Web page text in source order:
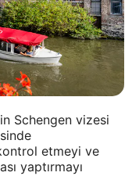
Schengen vizesi
etmeyi ve
yaptırmayı